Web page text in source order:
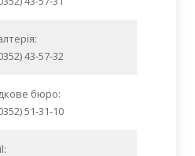
43-57-32
бюро:
51-31-10